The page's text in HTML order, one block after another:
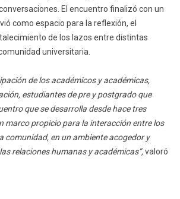
El encuentro finalizó con un
como espacio para la reflexión, el
de los lazos entre distintas
universitaria.
de los académicos y académicas,
estudiantes de pre y postgrado que
que se desarrolla desde hace tres
marco propicio para la interacción entre los
comunidad, en un ambiente acogedor y
relaciones humanas y académicas”,valoró